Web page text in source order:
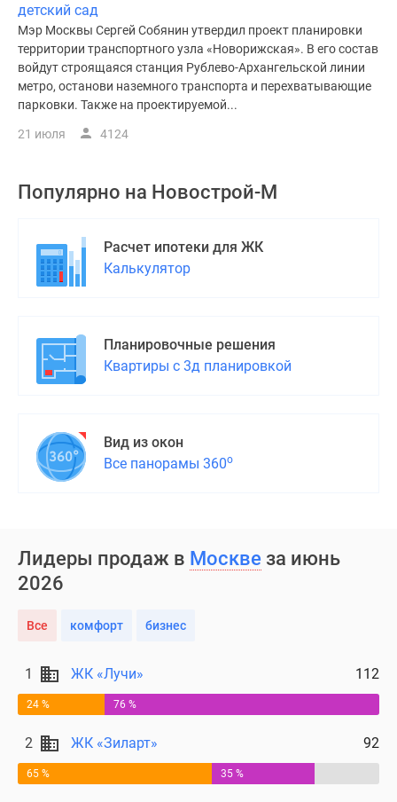
детский сад
Мэр Москвы Сергей Собянин утвердил проект планировки
территории транспортного узла «Новорижская». В его состав
войдут строящаяся станция Рублево-Архангельской линии
метро, останови наземного транспорта и перехватывающие
парковки. Также на проектируемой...
21 июля 4124
Популярно на Новострой-М
Расчет ипотеки для ЖК
Калькулятор
Планировочные решения
Квартиры с 3д планировкой
Вид из окон
Все панорамы 360о
Лидеры продаж в Москве за июнь
2026
Все комфорт бизнес
1 ЖК «Лучи» 112
24 % 76 %
2 ЖК «Зиларт» 92
65 % 35 %